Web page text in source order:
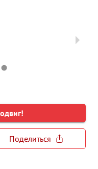
Поделиться